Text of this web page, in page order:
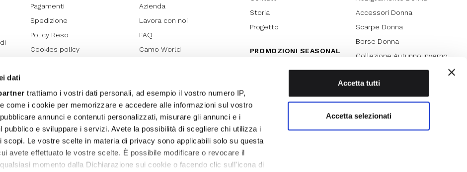
dati
trattiamo i vostri dati personali, ad esempio il vostro numero IP,
come i cookie per memorizzare e accedere alle informazioni sul vostro
annunci e contenuti personalizzati, misurare gli annunci e i
pubblico e sviluppare i servizi. Avete la possibilità di scegliere chi utilizza i
scopi. Le vostre scelte in materia di privacy sono applicabili solo su questa
avete effettuato le vostre scelte. È possibile modificare o revocare il
momento dalla Dichiarazione sui cookie o facendo clic sull'icona di
Accetta tutti
Accetta selezionati
Pagamenti
Spedizione
Policy Reso
Cookies policy
Regolamento Promozioni
Lover Card
Regolamento My Lovely
Garden
Privacy
Azienda
Lavora con noi
FAQ
Camo World
Bilancio di sostenibilità 2022
Storia
Progetto
PROMOZIONI SEASONAL
Armocromia
Accessori Donna
Scarpe Donna
Borse Donna
Collezione Autunno Inverno
Collezione Primavera Estate
SPECIAL PROMOTION
Saldi
Saldi 70%
Saldi 60%